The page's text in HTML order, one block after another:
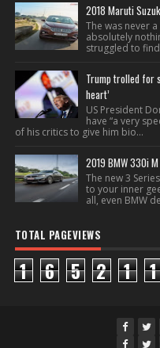
2018 Maruti
The was never
absolutely
struggled to find
Trump trolled for
heart’
US President
have “a very
of his critics to give him bio...
2019 BMW 330i
The new 3
to your inner
all, even BMW
TOTAL PAGEVIEWS
1 6 5 2 1 1